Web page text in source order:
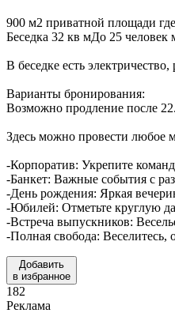
900 м2 приватной площади
Беседка 32 кв мДо 25 человек
В беседке есть электричество,
Варианты бронирования:
Возможно продление после
Здесь можно провести любое
-Корпоратив: Укрепите
-Банкет: Важные события с
-День рождения: Яркая
-Юбилей: Отметьте круглую
-Встреча выпускников:
-Полная свобода: Веселитесь,
Добавить
в избранное
182
Реклама